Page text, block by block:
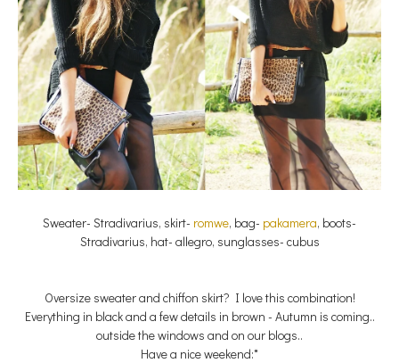
Sweater- Stradivarius, skirt- romwe, bag- pakamera, boots-
Stradivarius, hat- allegro, sunglasses- cubus
Oversize sweater and chiffon skirt? I love this combination!
Everything in black and a few details in brown - Autumn is coming..
outside the windows and on our blogs..
Have a nice weekend:*